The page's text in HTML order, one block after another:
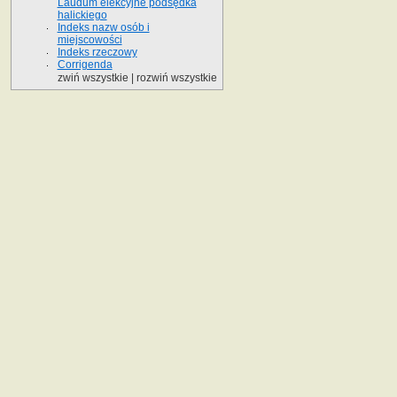
Laudum elekcyjne podsędka
halickiego
Indeks nazw osób i
miejscowości
Indeks rzeczowy
Corrigenda
zwiń wszystkie
rozwiń wszystkie